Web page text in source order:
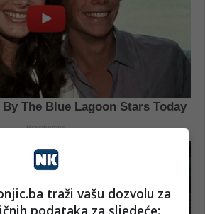
traži vašu dozvolu za
podataka za sljedeće: